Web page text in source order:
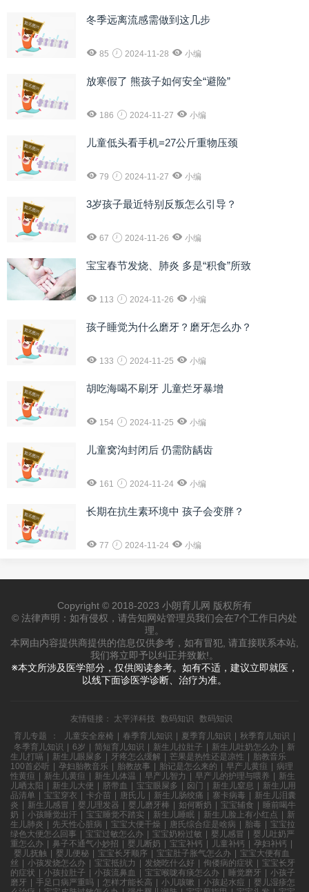
冬季远离流感需做到这几步
85 2024-11-28 小编
放寒假了 熊孩子如何安全“避险”
186 2024-11-27 小编
儿童低头看手机=27公斤重物压颈
79 2024-11-27 小编
3岁孩子最近特别反叛怎么引导？
67 2024-11-26 小编
宝宝春节发烧、肺炎 多是“积食”所致
113 2024-11-26 小编
孩子睡觉为什么磨牙？磨牙怎么办？
133 2024-11-25 小编
胡吃海喝不刷牙 儿童烂牙暴增
154 2024-11-25 小编
儿童窝沟封闭后 仍需防龋齿
161 2024-11-24 小编
长期在抗生素环境中 孩子会变胖？
77 2024-11-24 小编
Copyright © 2018-2023 小朗育儿网 版权所有
© 法律声明：如有侵权，请告知网站管理员我们会在7个工作日内处
理。
本网由内容提供商提供的信息仅供参考，如有冒犯, 请直接联系本站,
我们将立即予以纠正并致歉!。
※本文所涉及医学部分，仅供阅读参考。如有不适，建议立即就医，
以线下面诊医学诊断、治疗为准。
友情链接： 太平洋科技 数码知识
数码知识
育儿专题
： 儿童安全座椅 春季育儿知识 夏季育儿知识 秋季育儿知识
冬季育儿知识
6岁 简短育儿知识 新生儿拉肚子 新生儿吐奶怎么办
新
生儿打嗝
新生儿眼屎多 牙疼怎么缓解 芒果是热性还是凉性
胎教音乐
100首必听
孕妇胎教音乐 胎教故事 胎记是怎么来的 早产儿黄疸
病理
性黄疸
新生儿黄疸 新生儿体温 早产儿智力 早产儿的护理与喂养
新生
儿晒太阳
新生儿大便 脐带血 宝宝眼屎多 囟门 新生儿窒息
新生儿用
品清单
宝宝穿衣 卡介苗 唐氏儿 新生儿肠绞痛 寨卡病毒
新生儿泪囊
炎
新生儿感冒 婴儿理发器 婴儿磨牙棒 如何断奶 宝宝辅食
睡前喝牛
奶
小孩睡觉出汗 宝宝睡觉不踏实 新生儿睡眠 新生儿脸上有小红点
新
生儿肺炎
先天性心脏病 宝宝大便干燥 唐氏综合症是啥病 胎毒
宝宝拉
绿色大便怎么回事
宝宝过敏怎么办 宝宝奶粉过敏 婴儿感冒
婴儿吐奶严
重怎么办
鼻子不通气小妙招 婴儿断奶 宝宝补钙 儿童补钙 孕妇补钙
婴儿抚触
婴儿便秘 宝宝长牙顺序 宝宝肚子胀气怎么办
宝宝大便有血
丝
小孩发烧怎么办 宝宝抵抗力 发烧吃什么好 佝偻病的症状
宝宝长牙
的症状
小孩拉肚子 小孩流鼻血 宝宝喉咙有痰怎么办 睡觉磨牙
小孩子
磨牙
手足口病严重吗 怎样才能长高 小儿咳嗽 小孩起水痘
婴儿湿疹怎